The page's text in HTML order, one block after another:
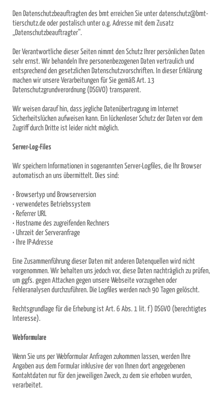
Den Datenschutzbeauftragten des bmt erreichen Sie unter datenschutz@bmt-
tierschutz.de oder postalisch unter o.g. Adresse mit dem Zusatz
„Datenschutzbeauftragter“.
Der Verantwortliche dieser Seiten nimmt den Schutz Ihrer persönlichen Daten
sehr ernst. Wir behandeln Ihre personenbezogenen Daten vertraulich und
entsprechend den gesetzlichen Datenschutzvorschriften. In dieser Erklärung
machen wir unsere Verarbeitungen für Sie gemäß Art. 13
Datenschutzgrundverordnung (DSGVO) transparent.
Wir weisen darauf hin, dass jegliche Datenübertragung im Internet
Sicherheitslücken aufweisen kann. Ein lückenloser Schutz der Daten vor dem
Zugriff durch Dritte ist leider nicht möglich.
Server-Log-Files
Wir speichern Informationen in sogenannten Server-Logfiles, die Ihr Browser
automatisch an uns übermittelt. Dies sind:
• Browsertyp und Browserversion
• verwendetes Betriebssystem
• Referrer URL
• Hostname des zugreifenden Rechners
• Uhrzeit der Serveranfrage
• Ihre IP-Adresse
Eine Zusammenführung dieser Daten mit anderen Datenquellen wird nicht
vorgenommen. Wir behalten uns jedoch vor, diese Daten nachträglich zu prüfen,
um ggfs. gegen Attacken gegen unsere Webseite vorzugehen oder
Fehleranalysen durchzuführen. Die Logfiles werden nach 90 Tagen gelöscht.
Rechtsgrundlage für die Erhebung ist Art. 6 Abs. 1 lit. f) DSGVO (berechtigtes
Interesse).
Webformulare
Wenn Sie uns per Webformular Anfragen zukommen lassen, werden Ihre
Angaben aus dem Formular inklusive der von Ihnen dort angegebenen
Kontaktdaten nur für den jeweiligen Zweck, zu dem sie erhoben wurden,
verarbeitet.